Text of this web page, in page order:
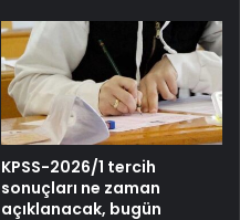
KPSS-2026/1 tercih
sonuçları ne zaman
açıklanacak, bugün